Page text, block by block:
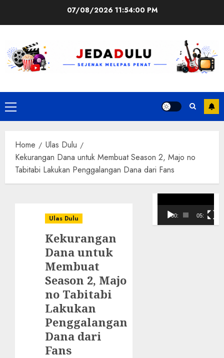
07/08/2026 11:54:00 PM
Primary
Menu
Home
Ulas Dulu
Kekurangan Dana untuk Membuat Season 2, Majo no
Tabitabi Lakukan Penggalangan Dana dari Fans
Ulas Dulu
Kekurangan
Dana untuk
Membuat
Season 2, Majo
no Tabitabi
Lakukan
Penggalangan
Dana dari
Fans
Video
00:00 05:10